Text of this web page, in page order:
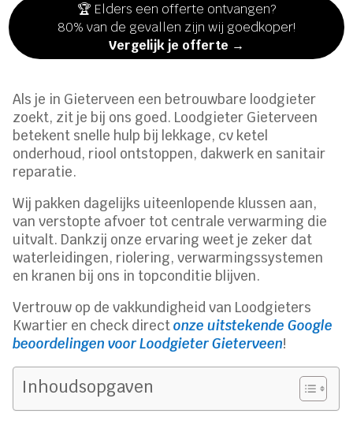
🏆 Elders een offerte ontvangen?
80% van de gevallen zijn wij goedkoper!
Vergelijk je offerte →
Als je in Gieterveen een betrouwbare loodgieter
zoekt, zit je bij ons goed. Loodgieter Gieterveen
betekent snelle hulp bij lekkage, cv ketel
onderhoud, riool ontstoppen, dakwerk en sanitair
reparatie.
Wij pakken dagelijks uiteenlopende klussen aan,
van verstopte afvoer tot centrale verwarming die
uitvalt. Dankzij onze ervaring weet je zeker dat
waterleidingen, riolering, verwarmingssystemen
en kranen bij ons in topconditie blijven.
Vertrouw op de vakkundigheid van Loodgieters
Kwartier en check directonze uitstekende Google
beoordelingen voor Loodgieter Gieterveen!
Inhoudsopgaven